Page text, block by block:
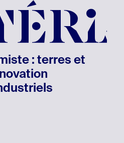
: terres et